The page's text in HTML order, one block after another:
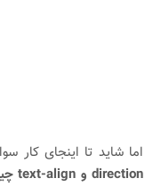
اما شاید تا اینجای کار
direction و text-align چیه؟